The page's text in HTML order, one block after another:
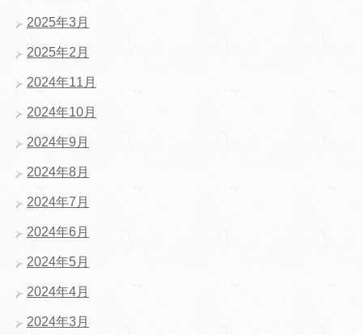
2025年3月
2025年2月
2024年11月
2024年10月
2024年9月
2024年8月
2024年7月
2024年6月
2024年5月
2024年4月
2024年3月